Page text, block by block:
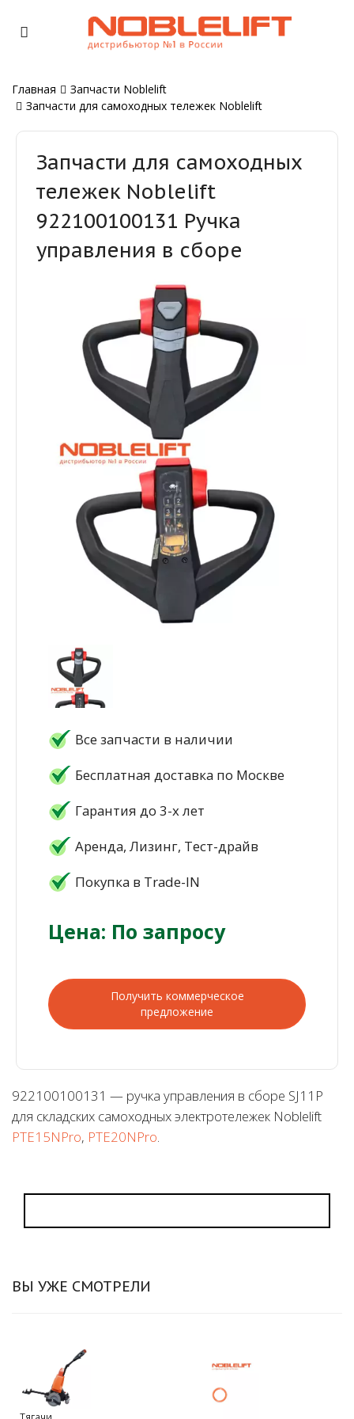
Главная
Запчасти Noblelift
Запчасти для самоходных тележек Noblelift
Запчасти для самоходных
тележек Noblelift
922100100131 Ручка
управления в сборе
Все запчасти в наличии
Бесплатная доставка по Москве
Гарантия до 3-х лет
Аренда, Лизинг, Тест-драйв
Покупка в Trade-IN
Цена: По запросу
Получить коммерческое
предложение
922100100131 — ручка управления в сборе SJ11P
для складских самоходных электротележек Noblelift
PTE15NPro, PTE20NPro.
ВЫ УЖЕ СМОТРЕЛИ